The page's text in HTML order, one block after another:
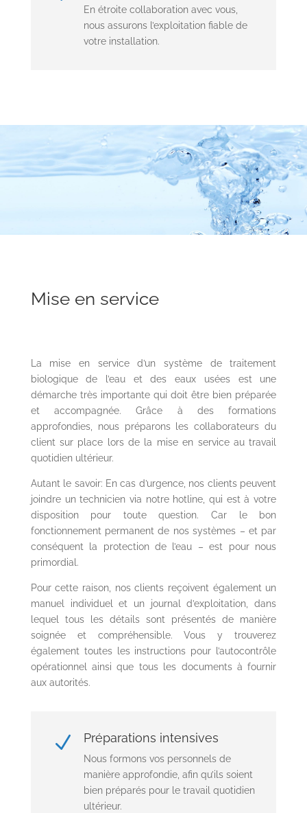
En étroite collaboration avec vous,
nous assurons l’exploitation fiable de
votre installation.
Mise en service
La mise en service d’un système de traitement
biologique de l’eau et des eaux usées est une
démarche très importante qui doit être bien préparée
et accompagnée. Grâce à des formations
approfondies, nous préparons les collaborateurs du
client sur place lors de la mise en service au travail
quotidien ultérieur.
Autant le savoir: En cas d’urgence, nos clients peuvent
joindre un technicien via notre hotline, qui est à votre
disposition pour toute question. Car le bon
fonctionnement permanent de nos systèmes – et par
conséquent la protection de l’eau – est pour nous
primordial.
Pour cette raison, nos clients reçoivent également un
manuel individuel et un journal d’exploitation, dans
lequel tous les détails sont présentés de manière
soignée et compréhensible. Vous y trouverez
également toutes les instructions pour l’autocontrôle
opérationnel ainsi que tous les documents à fournir
aux autorités.
N Préparations intensives
Nous formons vos personnels de
manière approfondie, afin qu’ils soient
bien préparés pour le travail quotidien
ultérieur.